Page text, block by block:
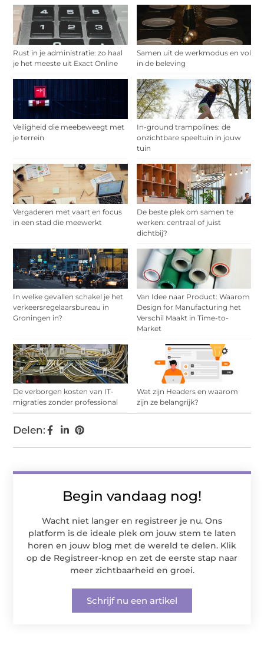
Rust in je administratie: zo haal
je het meeste uit Exact Online
Samen uit de werkmodus en vol
in de beleving
Veiligheid die meebeweegt met
je terrein
In-ground trampolines: de
onzichtbare speeltuin in jouw
tuin
Vergaderen met vaart en focus
in een stad die meewerkt
De beste plek om samen te
werken: centraal of juist
dichtbij?
In welke gevallen schakel je het
verkeersregelaarsbureau in
Groningen in?
Van Idee naar Product: Waarom
Design for Manufacturing het
Verschil Maakt in Time-to-
Market
De verborgen kosten van IT-
migraties zonder professional
Wat zijn Headers en waarom
zijn ze belangrijk?
Begin vandaag nog!
Wacht niet langer en registreer je nu. Ons
platform is de ideale plek om jouw stem te laten
horen en jouw blog met de wereld te delen. Klik
op de Registreer-knop en zet de eerste stap naar
meer zichtbaarheid en groei.
Schrijf nu een artikel
Delen: